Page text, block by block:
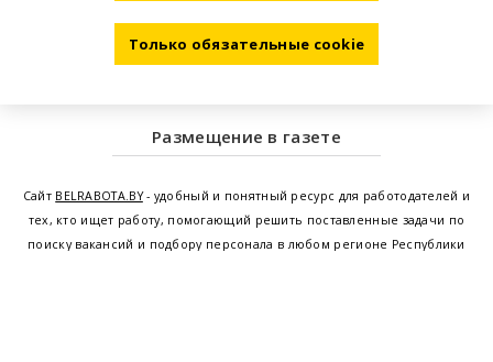
Размещение в газете
Сайт BELRABOTA.BY- удобный и понятный ресурс для работодателей и
тех, кто ищет работу, помогающий решить поставленные задачи по
поиску вакансий и подбору персонала в любом регионе Республики
Только обязательные cookie